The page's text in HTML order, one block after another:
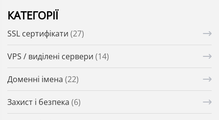
КАТЕГОРІЇ
SSL сертифікати (27)
VPS / виділені сервери (14)
Доменні імена (22)
Захист і безпека (6)